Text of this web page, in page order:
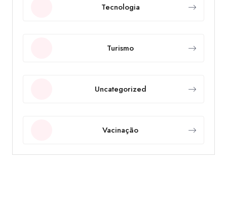
Tecnologia
Turismo
Uncategorized
Vacinação